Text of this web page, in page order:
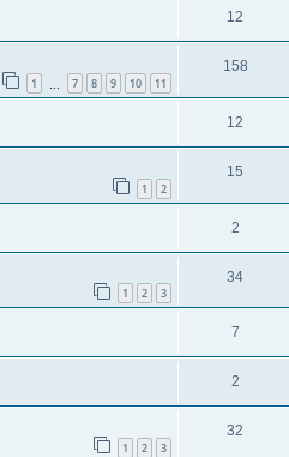
12
1 7 8 9 10 11
158
12
1 2
15
2
1 2 3
34
7
2
1 2 3
32